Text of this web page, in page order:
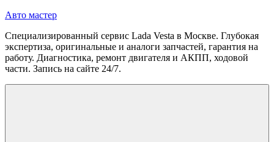
Перейти
содержимому
Авто мастер
Специализированный сервис Lada Vesta в Москве. Глубокая
экспертиза, оригинальные и аналоги запчастей, гарантия на
работу. Диагностика, ремонт двигателя и АКПП, ходовой
части. Запись на сайте 24/7.